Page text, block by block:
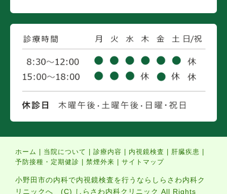
ホーム 当院について 診療内容 内視鏡検査 肝臓疾患
予防接種・定期健診
禁煙外来 サイトマップ
小野田市の内科で内視鏡検査を行うならしらさわ内科ク
リニックへ (C) しらさわ内科クリニック All Rights